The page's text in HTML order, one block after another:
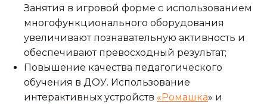
Занятия в игровой форме с использованием
многофункционального оборудования
увеличивают познавательную активность и
обеспечивают превосходный результат;
Повышение качества педагогического
обучения в ДОУ. Использование
интерактивных устройств «Ромашка» и